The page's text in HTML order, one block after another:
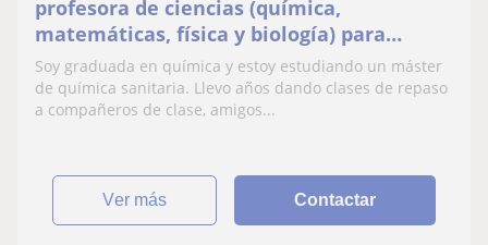
profesora de ciencias (química,
matemáticas, física y biología) para
estudiantes de secundaria y bachillerato
Soy graduada en química y estoy estudiando un máster
de química sanitaria. Llevo años dando clases de repaso
a compañeros de clase, amigos...
ver más Contactar